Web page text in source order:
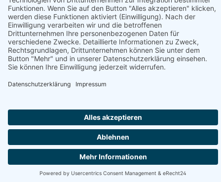
Folge uns:
© 2026 werkhof.at - with bychiliSCHARF
* Alle Preise inkl. gesetzl. Mehrwertsteuer zzgl.
und ggf. Nachnahmegebühren, wenn nicht anders angegeben.